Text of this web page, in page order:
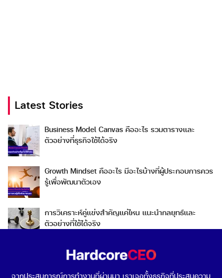
Search
for:
Search
Latest Stories
Business Model Canvas คืออะไร รวมตารางและ
ตัวอย่างที่ธุรกิจใช้ได้จริง
Growth Mindset คืออะไร มีอะไรบ้างที่ผู้ประกอบการควร
รู้เพื่อพัฒนาตัวเอง
การวิเคราะห์คู่แข่งสำคัญแค่ไหน แนะนำกลยุทธ์และ
ตัวอย่างที่ใช้ได้จริง
Go To Market คืออะไร เลือกกลยุทธ์การเข้าสู่ตลาดต่าง